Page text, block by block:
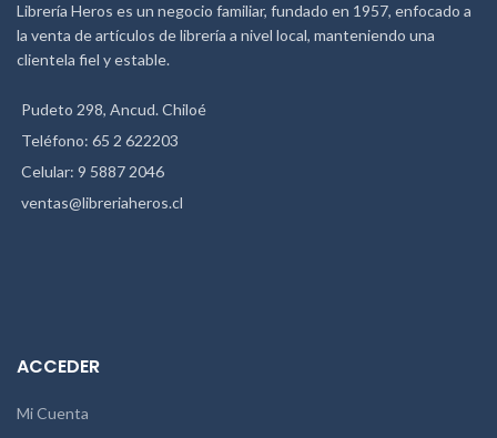
Librería Heros es un negocio familiar, fundado en 1957, enfocado a
la venta de artículos de librería a nivel local, manteniendo una
clientela fiel y estable.
Pudeto 298, Ancud. Chiloé
Teléfono: 65 2 622203
Celular: 9 5887 2046
ventas@libreriaheros.cl
ACCEDER
Mi Cuenta